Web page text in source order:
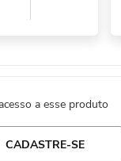
a esse produto
CADASTRE-SE